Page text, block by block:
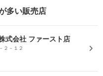
多い販売店
式会社 ファースト店
２－１２